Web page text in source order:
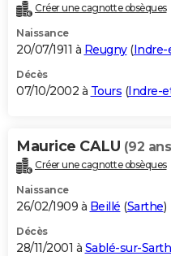
Créer une cagnotte obsèques
Naissance
20/07/1911 à Reugny(Indre-
Décès
07/10/2002 à Tours (Indre-
Maurice CALU (92
Créer une cagnotte obsèques
Naissance
26/02/1909 à Beillé (Sarthe)
Décès
28/11/2001 à Sablé-sur-